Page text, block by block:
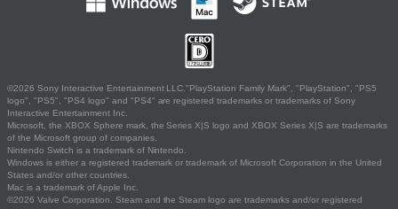
©2026 Sony Interactive Entertainment LLC."PlayStation Family Mark", "PlayStation", "PS5
logo", "PS5", "PS4 logo" and "PS4" are registered trademarks or trademarks of Sony
Interactive Entertainment Inc.
Microsoft, the XBOX Sphere mark, the Series X|S logo and XBOX Series X|S are trademarks
of the Microsoft group of companies.
Nintendo Switch is a trademark of Nintendo.
Windows is either a registered trademark or trademark of Microsoft Corporation in the United
States and/or other countries.
Mac is a trademark of Apple Inc.
©2026 Valve Corporation. Steam and the Steam logo are trademarks and/or registered